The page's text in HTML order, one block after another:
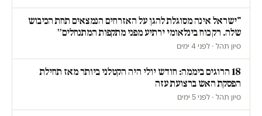
"ישראל אינה מסוגלת להגן על האזרחים הנמצאים תחת הכיבוש
שלה. רק כוח בינלאומי ירתיע מפני מתקפות המתנחלים״
סיון תהל · לפני 4 ימים
18 הרוגים ביממה: חודש יולי היה הקטלני ביותר מאז תחילת
הפסקת האש ברצועת עזה
סיון תהל · לפני 5 ימים